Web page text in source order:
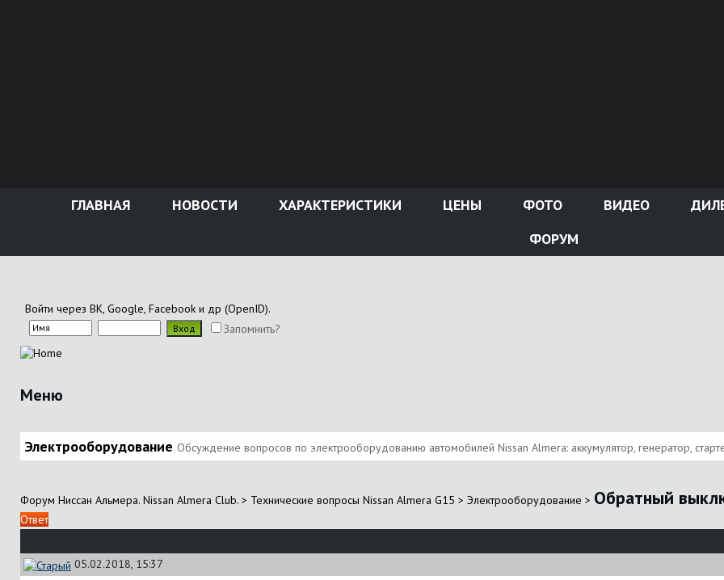
ГЛАВНАЯ НОВОСТИ ХАРАКТЕРИСТИКИ ЦЕНЫ ФОТО ВИДЕО
ФОРУМ
Войти через ВК, Google, Facebook и др (OpenID).
Запомнить?
Меню
Электрооборудование Обсуждение вопросов по электрооборудованию автомобилей Nissan Almera: аккумулятор, генератор,
Форум Ниссан Альмера. Nissan Almera Club. > Технические вопросы Nissan Almera G15 > Электрооборудование > Обратный
Ответ
05.02.2018, 15:37